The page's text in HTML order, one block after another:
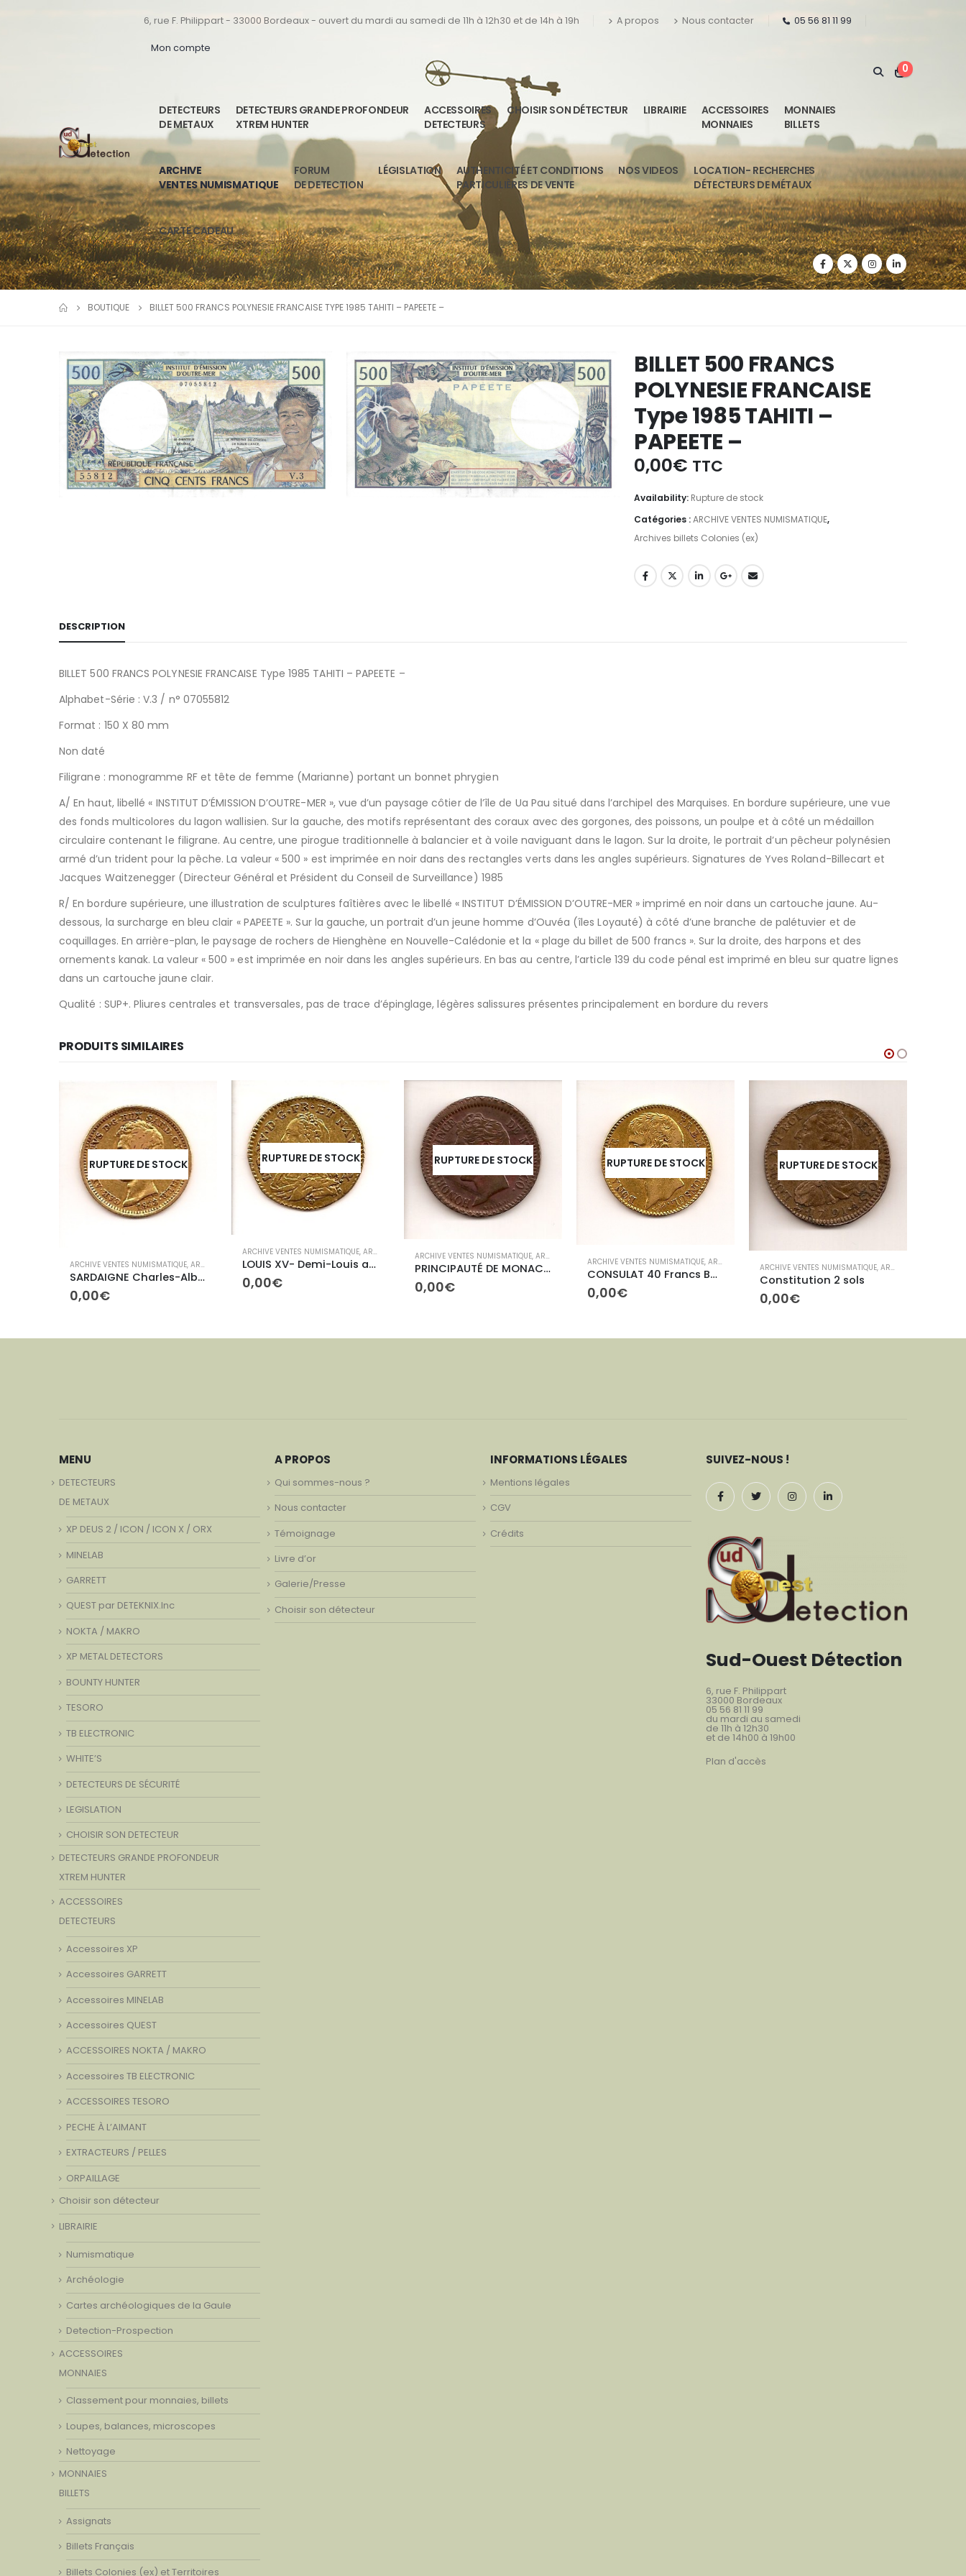
6, rue F. Philippart - 33000 Bordeaux - ouvert du mardi au samedi de 11h à 12h30 et de 14h à 19h A propos Nous contacter 05 56 81 11 99
Mon compte
0
DETECTEURS
DE METAUX
DETECTEURS GRANDE PROFONDEUR
XTREM HUNTER
ACCESSOIRES
DETECTEURS
CHOISIR SON DÉTECTEUR LIBRAIRIE
ACCESSOIRES
MONNAIES
MONNAIES
BILLETS
ARCHIVE
VENTES NUMISMATIQUE
FORUM
DE DETECTION
LÉGISLATION
AUTHENTICITÉ ET CONDITIONS
PARTICULIÈRES DE VENTE
NOS VIDEOS
LOCATION- RECHERCHES
DÉTECTEURS DE MÉTAUX
CARTE CADEAU
BOUTIQUE BILLET 500 FRANCS POLYNESIE FRANCAISE TYPE 1985 TAHITI – PAPEETE –
BILLET 500 FRANCS
POLYNESIE FRANCAISE
Type 1985 TAHITI –
PAPEETE –
0,00€ TTC
Availability: Rupture de stock
Catégories :ARCHIVE VENTES NUMISMATIQUE,
Archives billets Colonies (ex)
DESCRIPTION
BILLET 500 FRANCS POLYNESIE FRANCAISE Type 1985 TAHITI – PAPEETE –
Alphabet-Série : V.3 / n° 07055812
Format : 150 X 80 mm
Non daté
Filigrane : monogramme RF et tête de femme (Marianne) portant un bonnet phrygien
A/ En haut, libellé « INSTITUT D’ÉMISSION D’OUTRE-MER », vue d’un paysage côtier de l’île de Ua Pau situé dans l’archipel des Marquises. En bordure supérieure, une vue
des fonds multicolores du lagon wallisien. Sur la gauche, des motifs représentant des coraux avec des gorgones, des poissons, un poulpe et à côté un médaillon
circulaire contenant le filigrane. Au centre, une pirogue traditionnelle à balancier et à voile naviguant dans le lagon. Sur la droite, le portrait d’un pêcheur polynésien
armé d’un trident pour la pêche. La valeur « 500 » est imprimée en noir dans des rectangles verts dans les angles supérieurs. Signatures de Yves Roland-Billecart et
Jacques Waitzenegger (Directeur Général et Président du Conseil de Surveillance) 1985
R/ En bordure supérieure, une illustration de sculptures faîtières avec le libellé « INSTITUT D’ÉMISSION D’OUTRE-MER » imprimé en noir dans un cartouche jaune. Au-
dessous, la surcharge en bleu clair « PAPEETE ». Sur la gauche, un portrait d’un jeune homme d’Ouvéa (îles Loyauté) à côté d’une branche de palétuvier et de
coquillages. En arrière-plan, le paysage de rochers de Hienghène en Nouvelle-Calédonie et la « plage du billet de 500 francs ». Sur la droite, des harpons et des
ornements kanak. La valeur « 500 » est imprimée en noir dans les angles supérieurs. En bas au centre, l’article 139 du code pénal est imprimé en bleu sur quatre lignes
dans un cartouche jaune clair.
Qualité : SUP+. Pliures centrales et transversales, pas de trace d’épinglage, légères salissures présentes principalement en bordure du revers
PRODUITS SIMILAIRES
RUPTURE DE STOCK
ARCHIVE VENTES NUMISMATIQUE, ARCHIVES ETRANGÈRES
SARDAIGNE Charles-Albert 10 Lires
0,00€
RUPTURE DE STOCK
ARCHIVE VENTES NUMISMATIQUE, ARCHIVES ROYALES
LOUIS XV- Demi-Louis aux lunettes
0,00€
RUPTURE DE STOCK
ARCHIVE VENTES NUMISMATIQUE, ARCHIVES ETRANGÈRES
PRINCIPAUTÉ DE MONACO-un décime
0,00€
RUPTURE DE STOCK
ARCHIVE VENTES NUMISMATIQUE, ARCHIVES CONTEMPORAINES
CONSULAT 40 Francs Bonaparte
0,00€
RUPTURE DE STOCK
ARCHIVE VENTES NUMISMATIQUE, ARCHIVES CONTEMPORAINES
Constitution 2 sols
0,00€
MENU
DETECTEURS
DE METAUX
XP DEUS 2 / ICON / ICON X / ORX
MINELAB
GARRETT
QUEST par DETEKNIX.Inc
NOKTA / MAKRO
XP METAL DETECTORS
BOUNTY HUNTER
TESORO
TB ELECTRONIC
WHITE’S
DETECTEURS DE SÉCURITÉ
LEGISLATION
CHOISIR SON DETECTEUR
DETECTEURS GRANDE PROFONDEUR
XTREM HUNTER
ACCESSOIRES
DETECTEURS
Accessoires XP
Accessoires GARRETT
Accessoires MINELAB
Accessoires QUEST
ACCESSOIRES NOKTA / MAKRO
Accessoires TB ELECTRONIC
ACCESSOIRES TESORO
PECHE À L’AIMANT
EXTRACTEURS / PELLES
ORPAILLAGE
Choisir son détecteur
LIBRAIRIE
Numismatique
Archéologie
Cartes archéologiques de la Gaule
Detection-Prospection
ACCESSOIRES
MONNAIES
Classement pour monnaies, billets
Loupes, balances, microscopes
Nettoyage
MONNAIES
BILLETS
Assignats
Billets Français
Billets Colonies (ex) et Territoires
A PROPOS
Qui sommes-nous ?
Nous contacter
Témoignage
Livre d’or
Galerie/Presse
Choisir son détecteur
INFORMATIONS LÉGALES
Mentions légales
CGV
Crédits
SUIVEZ-NOUS !
Sud-Ouest Détection
6, rue F. Philippart
33000 Bordeaux
05 56 81 11 99
du mardi au samedi
de 11h à 12h30
et de 14h00 à 19h00
Plan d'accès